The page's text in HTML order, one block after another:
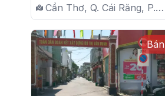
Cần Thơ, Q. Cái Răng, P.
Ba Láng
Bán